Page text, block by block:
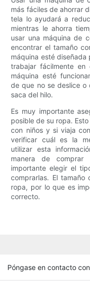
más fáciles de ahorrar
tela lo ayudará a
mientras le ahorra
usar una máquina de
encontrar el tamaño
máquina esté
trabajar fácilmente en
máquina esté
de que no se deslice o
saca del hilo.
Es muy importante
posible de su ropa.
con niños y si viaja
verificar cuál es la
utilizar esta
manera de
importante elegir el
comprarlas. El
ropa, por lo que es
correcto.
Póngase en contacto